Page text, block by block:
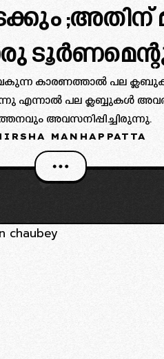
;അതിന്
കാരണത്താൽ പല
എന്നാൽ പല ക്ലബ്ബുകൾ
അവസനിപ്പിച്ചിരുന്നു.
MANHAPPATTA